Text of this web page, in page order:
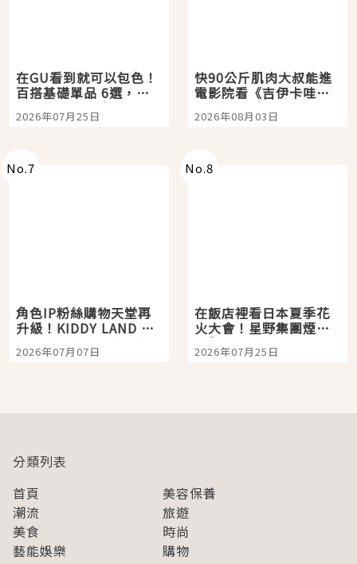
在GU看到就可以包色！
百搭基礎單品 6選，閉
眼全收也不心疼
2026年07月25日
快90公斤肌肉大叔能進
電影院看《吉伊卡哇》
嗎？日本重金屬樂團
「打首」會長與nagano
2026年08月03日
No.7
角色IP粉絲購物天堂再
升級！KIDDY LAND 原
宿店吉伊卡哇迎客，新
開幕 OMOKADO 店3分
2026年07月07日
No.8
在飯店裡看日本夏季花
火大會！星野集團煙火
景觀飯店6選，讓你不用
人擠人悠閒欣賞
2026年07月25日
分類列表
首頁
美容保養
潮流
旅遊
美食
時尚
藝能娛樂
購物